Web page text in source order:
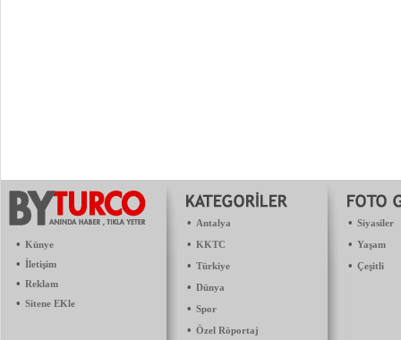
• Künye
• İletişim
• Reklam
• Sitene EKle
• Antalya
• KKTC
• Türkiye
• Dünya
• Spor
• Özel Röportaj
• Siyasiler
• Yaşam
• Çeşitli